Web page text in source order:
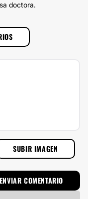
doctora.
SUBIR IMAGEN